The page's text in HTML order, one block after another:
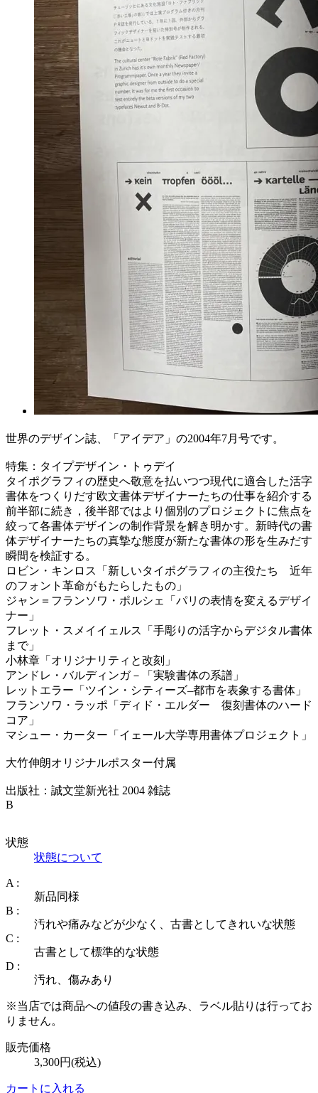
世界のデザイン誌、「アイデア」の2004年7月号です。
特集：タイプデザイン・トゥデイ
タイポグラフィの歴史へ敬意を払いつつ現代に適合した活字
書体をつくりだす欧文書体デザイナーたちの仕事を紹介する
前半部に続き，後半部ではより個別のプロジェクトに焦点を
絞って各書体デザインの制作背景を解き明かす。新時代の書
体デザイナーたちの真摯な態度が新たな書体の形を生みだす
瞬間を検証する。
ロビン・キンロス「新しいタイポグラフィの主役たち 近年
のフォント革命がもたらしたもの」
ジャン＝フランソワ・ポルシェ「パリの表情を変えるデザイ
ナー」
フレット・スメイイェルス「手彫りの活字からデジタル書体
まで」
小林章「オリジナリティと改刻」
アンドレ・バルディンガ－「実験書体の系譜」
レットエラー「ツイン・シティーズ–都市を表象する書体」
フランソワ・ラッポ「ディド・エルダー 復刻書体のハード
コア」
マシュー・カーター「イェール大学専用書体プロジェクト」
大竹伸朗オリジナルポスター付属
出版社：誠文堂新光社 2004 雑誌
B
状態
状態について
A :
新品同様
B :
汚れや痛みなどが少なく、古書としてきれいな状態
C :
古書として標準的な状態
D :
汚れ、傷みあり
※当店では商品への値段の書き込み、ラベル貼りは行ってお
りません。
販売価格
3,300円(税込)
カートに入れる